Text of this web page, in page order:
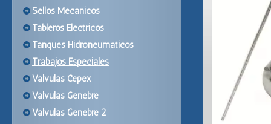
Sellos Mecanicos
Tableros Electricos
Tanques Hidroneumaticos
Trabajos Especiales
Valvulas Cepex
Valvulas Genebre
Valvulas Genebre 2